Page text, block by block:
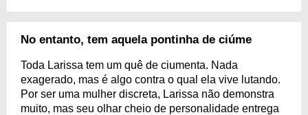
No entanto, tem aquela pontinha de ciúme
Toda Larissa tem um quê de ciumenta. Nada
exagerado, mas é algo contra o qual ela vive lutando.
Por ser uma mulher discreta, Larissa não demonstra
muito, mas seu olhar cheio de personalidade entrega